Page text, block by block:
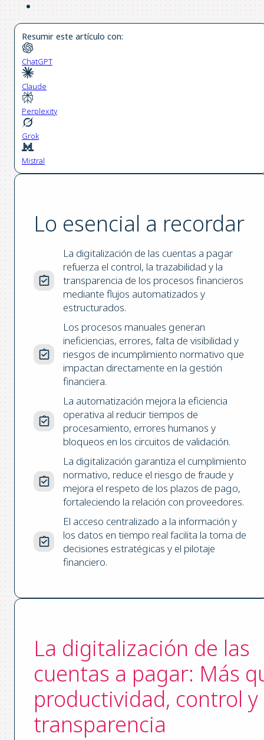
Resumir este artículo con:
ChatGPT
Claude
Perplexity
Grok
Mistral
Lo esencial a recordar
La digitalización de las cuentas a pagar
refuerza el control, la trazabilidad y la
transparencia de los procesos financieros
mediante flujos automatizados y
estructurados.
Los procesos manuales generan
ineficiencias, errores, falta de visibilidad y
riesgos de incumplimiento normativo que
impactan directamente en la gestión
financiera.
La automatización mejora la eficiencia
operativa al reducir tiempos de
procesamiento, errores humanos y
bloqueos en los circuitos de validación.
La digitalización garantiza el cumplimiento
normativo, reduce el riesgo de fraude y
mejora el respeto de los plazos de pago,
fortaleciendo la relación con proveedores.
El acceso centralizado a la información y
los datos en tiempo real facilita la toma de
decisiones estratégicas y el pilotaje
financiero.
La digitalización de las
cuentas a pagar: Más
productividad, control y
transparencia